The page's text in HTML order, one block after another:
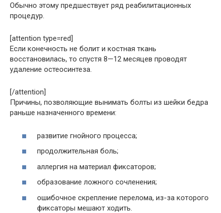
Обычно этому предшествует ряд реабилитационных
процедур.
[attention type=red]
Если конечность не болит и костная ткань
восстановилась, то спустя 8—12 месяцев проводят
удаление остеосинтеза.
[/attention]
Причины, позволяющие вынимать болты из шейки бедра
раньше назначенного времени:
развитие гнойного процесса;
продолжительная боль;
аллергия на материал фиксаторов;
образование ложного сочленения;
ошибочное скрепление перелома, из-за которого
фиксаторы мешают ходить.